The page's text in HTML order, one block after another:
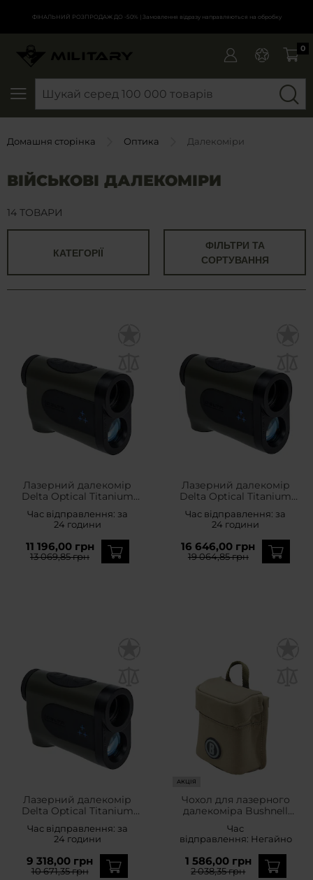
ФІНАЛЬНИЙ РОЗПРОДАЖ ДО -50% | Замовлення відразу направляються на обробку
SEARCH
0
Домашня сторінка Оптика Далекоміри
ВІЙСЬКОВІ ДАЛЕКОМІРИ
КАТЕГОРІЇ
ФІЛЬТРИ ТА
СОРТУВАННЯ
14 ТОВАРИ
Лазерний далекомір
Delta Optical Titanium
Час відправлення: за
24 години
11 196,00 грн
13 069,85 грн
Лазерний далекомір
Delta Optical Titanium
RF-4000 6x23
Час відправлення: за
24 години
16 646,00 грн
19 064,85 грн
Лазерний далекомір
Delta Optical Titanium
Час відправлення: за
24 години
9 318,00 грн
10 671,35 грн
АКЦІЯ
Чохол для лазерного
далекоміра Bushnell
Час
відправлення: Негайно
1 586,00 грн
2 038,35 грн